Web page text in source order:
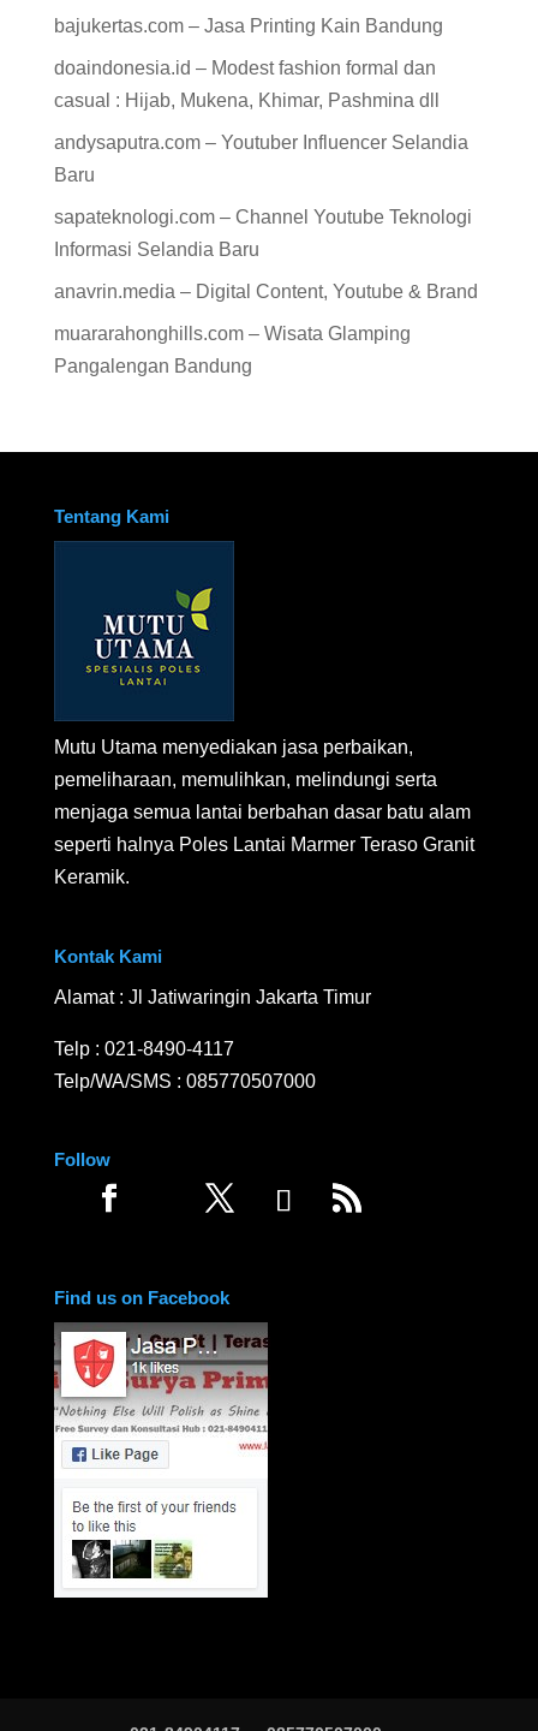
bajukertas.com – Jasa Printing Kain Bandung
doaindonesia.id – Modest fashion formal dan
casual : Hijab, Mukena, Khimar, Pashmina dll
andysaputra.com – Youtuber Influencer Selandia
Baru
sapateknologi.com – Channel Youtube Teknologi
Informasi Selandia Baru
anavrin.media – Digital Content, Youtube & Brand
muararahonghills.com – Wisata Glamping
Pangalengan Bandung
Tentang Kami
Mutu Utama menyediakan jasa perbaikan,
pemeliharaan, memulihkan, melindungi serta
menjaga semua lantai berbahan dasar batu alam
seperti halnya Poles Lantai Marmer Teraso Granit
Keramik.
Kontak Kami
Alamat : Jl Jatiwaringin Jakarta Timur
Telp : 021-8490-4117
Telp/WA/SMS : 085770507000
Follow
Find us on Facebook